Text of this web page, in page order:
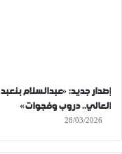
إصدار جديد: «عبدالسلام بنعبد
العالي.. دروب وفجوات»
28/03/2026